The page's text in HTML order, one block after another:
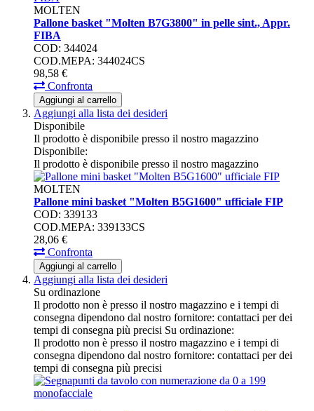
MOLTEN
Pallone basket "Molten B7G3800" in pelle sint., Appr.
FIBA
COD: 344024
COD.MEPA: 344024CS
98,58 €
Confronta
Aggiungi al carrello
Aggiungi alla lista dei desideri
Disponibile
Il prodotto è disponibile presso il nostro magazzino
Disponibile:
Il prodotto è disponibile presso il nostro magazzino
MOLTEN
Pallone mini basket "Molten B5G1600" ufficiale FIP
COD: 339133
COD.MEPA: 339133CS
28,06 €
Confronta
Aggiungi al carrello
Aggiungi alla lista dei desideri
Su ordinazione
Il prodotto non è presso il nostro magazzino e i tempi di
consegna dipendono dal nostro fornitore: contattaci per dei
tempi di consegna più precisi Su ordinazione:
Il prodotto non è presso il nostro magazzino e i tempi di
consegna dipendono dal nostro fornitore: contattaci per dei
tempi di consegna più precisi